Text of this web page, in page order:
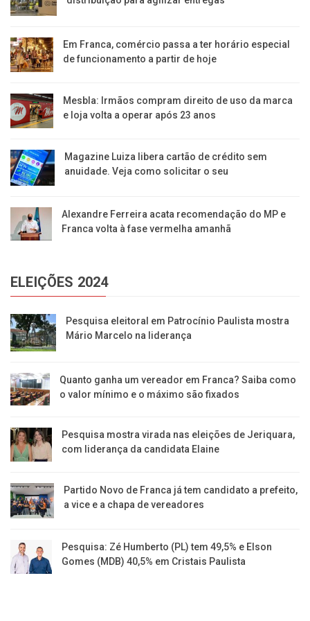
Em Franca, comércio passa a ter horário especial
de funcionamento a partir de hoje
Mesbla: Irmãos compram direito de uso da marca
e loja volta a operar após 23 anos
Magazine Luiza libera cartão de crédito sem
anuidade. Veja como solicitar o seu
Alexandre Ferreira acata recomendação do MP e
Franca volta à fase vermelha amanhã
ELEIÇÕES 2024
Pesquisa eleitoral em Patrocínio Paulista mostra
Mário Marcelo na liderança
Quanto ganha um vereador em Franca? Saiba como
o valor mínimo e o máximo são fixados
Pesquisa mostra virada nas eleições de Jeriquara,
com liderança da candidata Elaine
Partido Novo de Franca já tem candidato a prefeito,
a vice e a chapa de vereadores
Pesquisa: Zé Humberto (PL) tem 49,5% e Elson
Gomes (MDB) 40,5% em Cristais Paulista